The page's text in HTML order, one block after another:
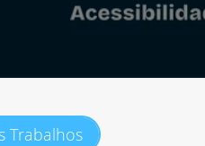
Trabalhos